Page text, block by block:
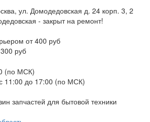
ул. Домодедовская д. 24 корп. 3, 2
- закрыт на ремонт!
от 400 руб
руб
(по МСК)
11:00 до 17:00 (по МСК)
запчастей для бытовой техники